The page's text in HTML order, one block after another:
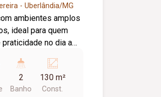
- Uberlândia/MG
ambientes amplos
ideal para quem
no dia a
sala em 02
com armário sob
01 banheiro
2
Banho
130 m²
Const.